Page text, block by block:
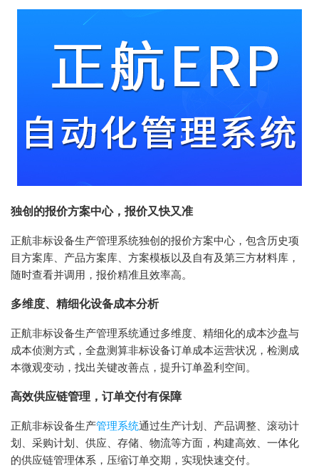
独创的报价方案中心，报价又快又准
正航非标设备生产管理系统独创的报价方案中心，包含历史项
目方案库、产品方案库、方案模板以及自有及第三方材料库，
随时查看并调用，报价精准且效率高。
多维度、精细化设备成本分析
正航非标设备生产管理系统通过多维度、精细化的成本沙盘与
成本侦测方式，全盘测算非标设备订单成本运营状况，检测成
本微观变动，找出关键改善点，提升订单盈利空间。
高效供应链管理，订单交付有保障
正航非标设备生产管理系统通过生产计划、产品调整、滚动计
划、采购计划、供应、存储、物流等方面，构建高效、一体化
的供应链管理体系，压缩订单交期，实现快速交付。